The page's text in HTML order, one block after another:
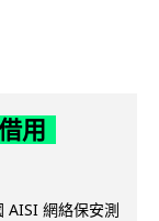
用
AISI 網絡保安測